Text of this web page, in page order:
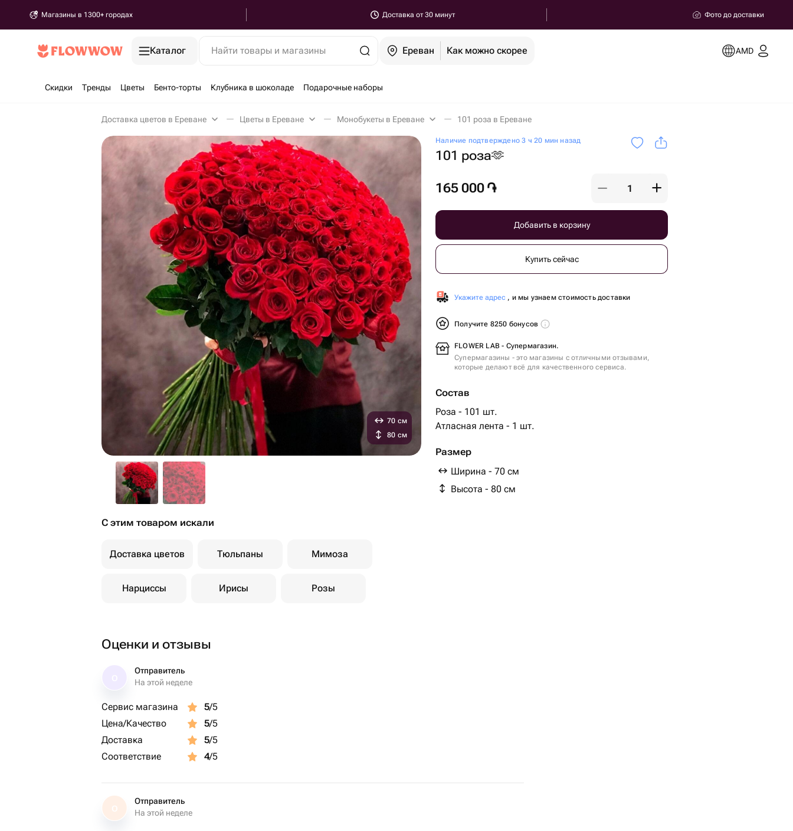
Магазины в 1300+ городах Доставка от 30 минут Фото до доставки
Каталог Найти товары и магазины Ереван Как можно скорее AMD
Скидки Тренды Цветы Бенто-торты Клубника в шоколаде Подарочные наборы
Доставка цветов в Ереване Цветы в Ереване Монобукеты в Ереване 101 роза в Ереване
Наличие подтверждено 3 ч 20 мин назад
101 роза🫶
165 000 ֏
Добавить в корзину
Купить сейчас
Укажите адрес , и мы узнаем стоимость доставки
Получите 8250 бонусов
FLOWER LAB - Супермагазин.
Супермагазины - это магазины с отличными отзывами,
которые делают всё для качественного сервиса.
Состав
Роза - 101 шт.
Атласная лента - 1 шт.
Размер
Ширина - 70 см
Высота - 80 см
70 см
80 см
С этим товаром искали
Доставка цветов Тюльпаны Мимоза
Нарциссы Ирисы Розы
Оценки и отзывы
Отправитель
На этой неделе
Сервис магазина 5/5
Цена/Качество
5/5
Доставка
5/5
Соответствие
4/5
О
Отправитель
На этой неделе